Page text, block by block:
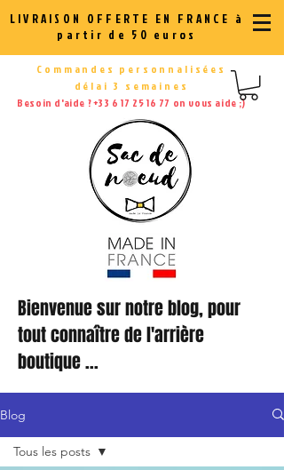
LIVRAISON OFFERTE EN FRANCE à
partir de 50 euros
Commandes personnalisées
délai 3 semaines
Besoin d'aide ?+33 6 17 25 16 77 on vous aide ;)
Bienvenue sur notre blog, pour
tout connaître de l'arrière
boutique ...
Blog
Tous les posts